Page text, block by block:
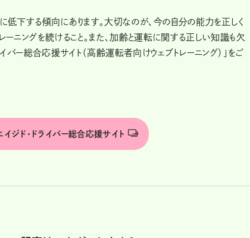
低下する傾向にあります。大切なのが、今の自分の能力を正しく
ニングを続けること。また、加齢と運転に関する正しい知識も欠
イバー総合応援サイト（高齢運転者向けウェブトレーニング）」をご
イジド･ドライバー総合応援サイト